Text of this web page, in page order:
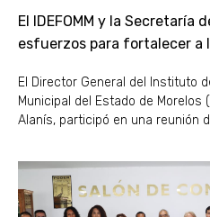
El IDEFOMM y la Secretaría
esfuerzos para fortalecer a
El Director General del Instituto
Municipal del Estado de Morelos
Alanís, participó en una reunión